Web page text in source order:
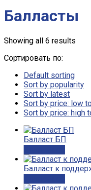
Балласты
Showing all 6 results
Сортировать по:
Default sorting
Sort by popularity
Sort by latest
Sort by price: low
Sort by price: high
Балласт БП
Балласт к